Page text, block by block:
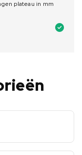
plateau in mm